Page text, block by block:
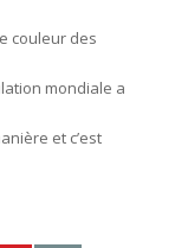
couleur des
mondiale a
et c’est